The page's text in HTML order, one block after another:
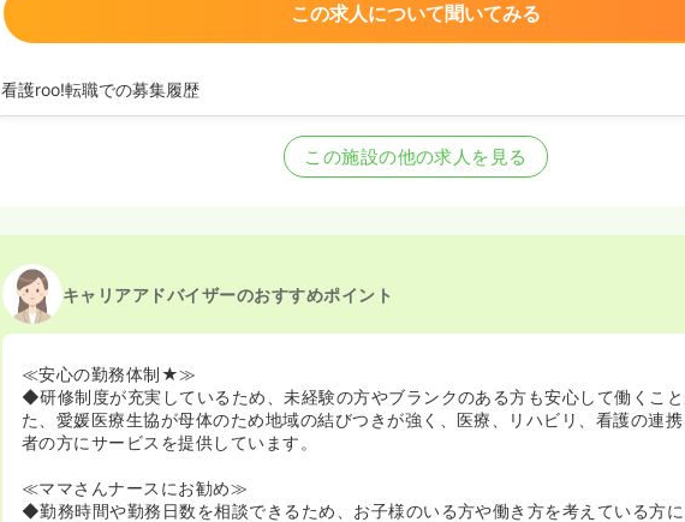
この求人について聞いてみる
看護roo!転職での募集履歴
この施設の他の求人を見る
キャリアアドバイザーのおすすめポイント
≪安心の勤務体制★≫
◆研修制度が充実しているため、未経験の方やブランクのある方も安心して働くこ
た、愛媛医療生協が母体のため地域の結びつきが強く、医療、リハビリ、看護の連
者の方にサービスを提供しています。
≪ママさんナースにお勧め≫
◆勤務時間や勤務日数を相談できるため、お子様のいる方や働き方を考えている方